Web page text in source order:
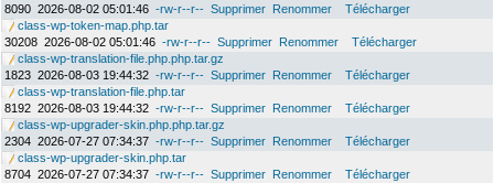
8090 2026-08-02 05:01:46 -rw-r--r-- Supprimer Renommer
Télécharger
class-wp-token-map.php.tar
30208 2026-08-02 05:01:46 -rw-r--r-- Supprimer Renommer
Télécharger
class-wp-translation-file.php.php.tar.gz
1823 2026-08-03 19:44:32 -rw-r--r-- Supprimer Renommer
Télécharger
class-wp-translation-file.php.tar
8192 2026-08-03 19:44:32 -rw-r--r-- Supprimer Renommer
Télécharger
class-wp-upgrader-skin.php.php.tar.gz
2304 2026-07-27 07:34:37 -rw-r--r-- Supprimer Renommer
Télécharger
class-wp-upgrader-skin.php.tar
8704 2026-07-27 07:34:37 -rw-r--r-- Supprimer Renommer
Télécharger